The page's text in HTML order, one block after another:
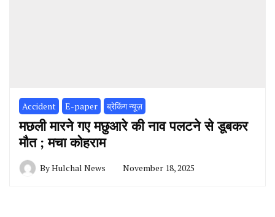
Accident E-paper ब्रेकिंग न्यूज़
मछली मारने गए मछुआरे की नाव पलटने से डूबकर
मौत ; मचा कोहराम
ByHulchal News November 18, 2025